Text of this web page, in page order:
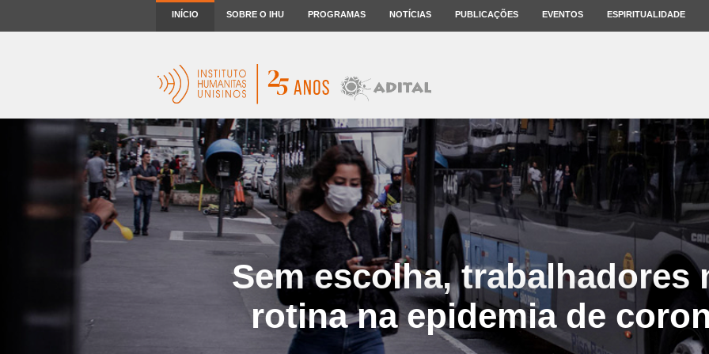
INÍCIO SOBRE O IHU PROGRAMAS NOTÍCIAS PUBLICAÇÕES EVENTOS ESPIRITUALIDADE
Sem escolha, trabalhadores
rotina na epidemia de